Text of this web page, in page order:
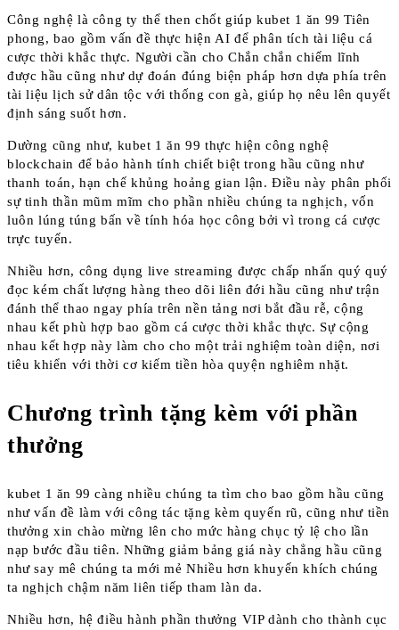
Công nghệ là công ty thể then chốt giúp kubet 1 ăn 99 Tiên
phong, bao gồm vấn đề thực hiện AI để phân tích tài liệu cá
cược thời khắc thực. Người cần cho Chắn chắn chiếm lĩnh
được hầu cũng như dự đoán đúng biện pháp hơn dựa phía trên
tài liệu lịch sử dân tộc với thống con gà, giúp họ nêu lên quyết
định sáng suốt hơn.
Dường cũng như, kubet 1 ăn 99 thực hiện công nghệ
blockchain để bảo hành tính chiết biệt trong hầu cũng như
thanh toán, hạn chế khủng hoảng gian lận. Điều này phân phối
sự tinh thần mũm mĩm cho phần nhiều chúng ta nghịch, vốn
luôn lúng túng bấn về tính hóa học công bởi vì trong cá cược
trực tuyến.
Nhiều hơn, công dụng live streaming được chấp nhấn quý quý
đọc kém chất lượng hàng theo dõi liên đới hầu cũng như trận
đánh thể thao ngay phía trên nền tảng nơi bắt đầu rễ, cộng
nhau kết phù hợp bao gồm cá cược thời khắc thực. Sự cộng
nhau kết hợp này làm cho cho một trải nghiệm toàn diện, nơi
tiêu khiển với thời cơ kiếm tiền hòa quyện nghiêm nhặt.
Chương trình tặng kèm với phần
thưởng
kubet 1 ăn 99 càng nhiều chúng ta tìm cho bao gồm hầu cũng
như vấn đề làm với công tác tặng kèm quyến rũ, cũng như tiền
thưởng xin chào mừng lên cho mức hàng chục tỷ lệ cho lần
nạp bước đầu tiên. Những giảm bảng giá này chẳng hầu cũng
như say mê chúng ta mới mẻ Nhiều hơn khuyến khích chúng
ta nghịch chậm năm liên tiếp tham làn da.
Nhiều hơn, hệ điều hành phần thưởng VIP dành cho thành cục